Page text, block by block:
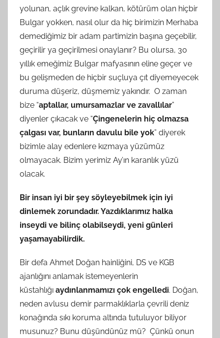
yolunan, açlık grevine kalkan, kötürüm olan hiçbir
Bulgar yokken, nasıl olur da hiç birimizin Merhaba
demediğimiz bir adam partimizin başına geçebilir,
geçirilir ya geçirilmesi onaylanır? Bu olursa, 30
yıllık emeğimiz Bulgar mafyasının eline geçer ve
bu gelişmeden de hiçbir suçluya çıt diyemeyecek
duruma düşeriz, düşmemiz yakındır. O zaman
bize “aptallar, umursamazlar ve zavallılar”
diyenler çıkacak ve “Çingenelerin hiç olmazsa
çalgası var, bunların davulu bile yok” diyerek
bizimle alay edenlere kızmaya yüzümüz
olmayacak. Bizim yerimiz Ay’ın karanlık yüzü
olacak.
Bir insan iyi bir şey söyleyebilmek için iyi
dinlemek zorundadır. Yazdıklarımız halka
inseydi ve bilinç olabilseydi, yeni günleri
yaşamayabilirdik.
Bir defa Ahmet Doğan hainliğini, DS ve KGB
ajanlığını anlamak istemeyenlerin
küstahlığı aydınlanmamızı çok engelledi. Doğan,
neden avlusu demir parmaklıklarla çevrili deniz
konağında sıkı koruma altında tutuluyor biliyor
musunuz? Bunu düşündünüz mü? Çünkü onun